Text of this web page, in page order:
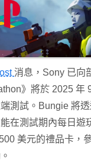
消息，Sony 已向
》將於 2025 年
測試。Bungie 將
在測試期內每日遊
美元的禮品卡，